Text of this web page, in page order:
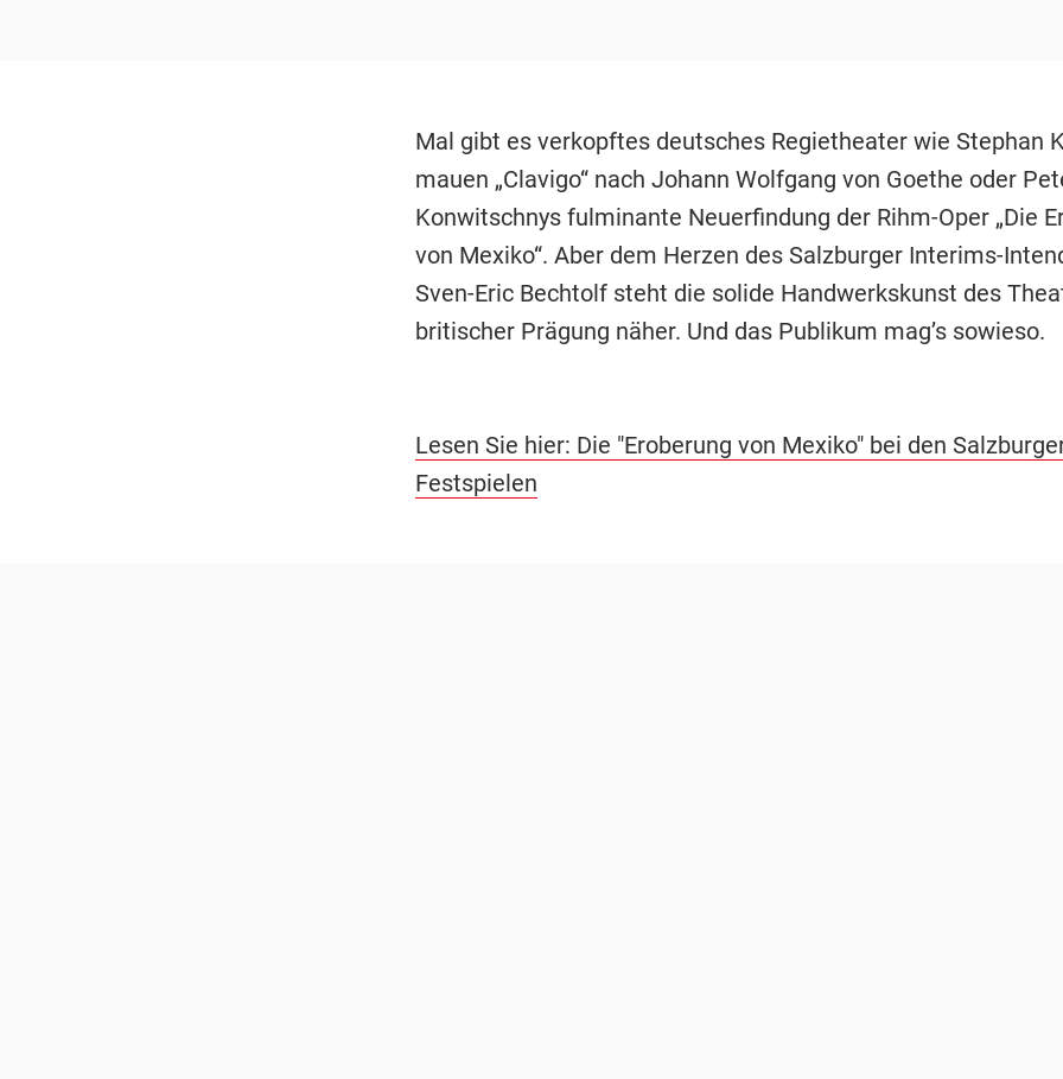
Mal gibt es verkopftes deutsches Regietheater wie Stephan
mauen „Clavigo“ nach Johann Wolfgang von Goethe oder
Konwitschnys fulminante Neuerfindung der Rihm-Oper „Die
von Mexiko“. Aber dem Herzen des Salzburger Interims-
Sven-Eric Bechtolf steht die solide Handwerkskunst des
britischer Prägung näher. Und das Publikum mag’s sowieso.
Lesen Sie hier: Die "Eroberung von Mexiko" bei den
Festspielen